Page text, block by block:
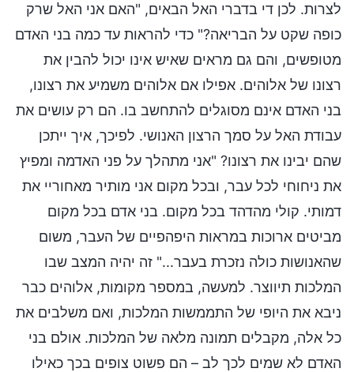
לצרות. לכן די בדברי האל הבאים, "האם אני האל שרק
כופה שקט על הבריאה?" כדי להראות עד כמה בני האדם
מטופשים, והם גם מראים שאיש אינו יכול להבין את
רצונו של אלוהים. אפילו אם אלוהים משמיע את רצונו,
בני האדם אינם מסוגלים להתחשב בו. הם רק עושים את
עבודת האל על סמך הרצון האנושי. לפיכך, איך ייתכן
שהם יבינו את רצונו? "אני מתהלך על פני האדמה ומפיץ
את ניחוחי לכל עבר, ובכל מקום אני מותיר מאחוריי את
דמותי. קולי מהדהד בכל מקום. בני אדם בכל מקום
מביטים ארוכות במראות היפהפיים של העבר, משום
שהאנושות כולה נזכרת בעבר..." זה יהיה המצב שבו
המלכות תיווצר. למעשה, במספר מקומות, אלוהים כבר
ניבא את היופי של התממשות המלכות, ואם משלבים את
כל אלה, מקבלים תמונה מלאה של המלכות. אולם בני
האדם לא שמים לכך לב – הם פשוט צופים בכך כאילו